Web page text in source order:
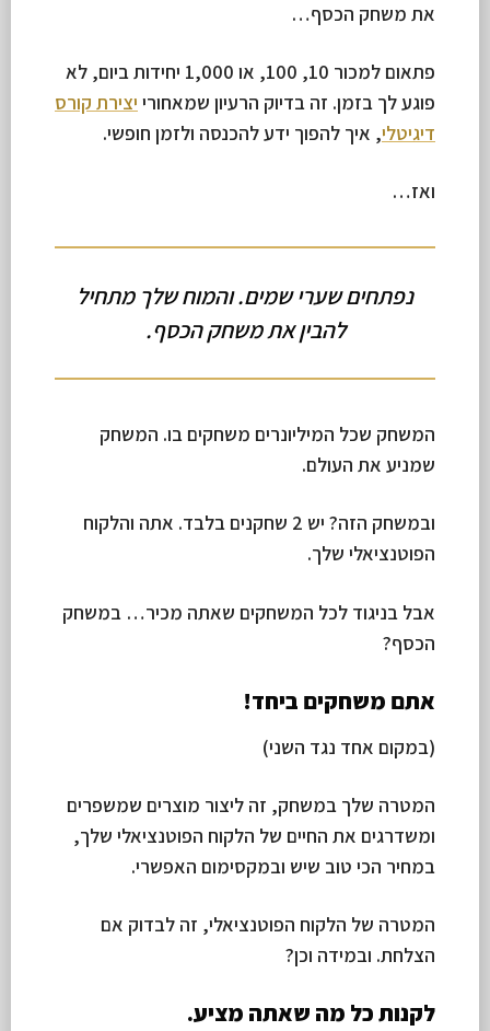
את משחק הכסף…
פתאום למכור 10, 100, או 1,000 יחידות ביום, לא
פוגע לך בזמן. זה בדיוק הרעיון שמאחורי יצירת קורס
דיגיטלי, איך להפוך ידע להכנסה ולזמן חופשי.
ואז…
נפתחים שערי שמים. והמוח שלך מתחיל
להבין את משחק הכסף.
המשחק שכל המיליונרים משחקים בו. המשחק
שמניע את העולם.
ובמשחק הזה? יש 2 שחקנים בלבד. אתה והלקוח
הפוטנציאלי שלך.
אבל בניגוד לכל המשחקים שאתה מכיר… במשחק
הכסף?
אתם משחקים ביחד!
(במקום אחד נגד השני)
המטרה שלך במשחק, זה ליצור מוצרים שמשפרים
ומשדרגים את החיים של הלקוח הפוטנציאלי שלך,
במחיר הכי טוב שיש ובמקסימום האפשרי.
המטרה של הלקוח הפוטנציאלי, זה לבדוק אם
הצלחת. ובמידה וכן?
לקנות כל מה שאתה מציע.